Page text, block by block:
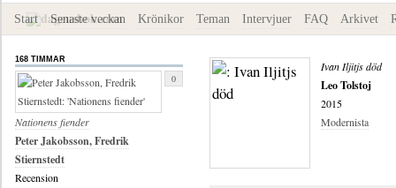
Start Senaste veckan Krönikor Teman Intervjuer FAQ Arkivet
Ivan Iljitjs död
Leo Tolstoj
2015
Modernista
168 TIMMAR
Nationens fiender
Peter Jakobsson, Fredrik
Stiernstedt
Recension
0